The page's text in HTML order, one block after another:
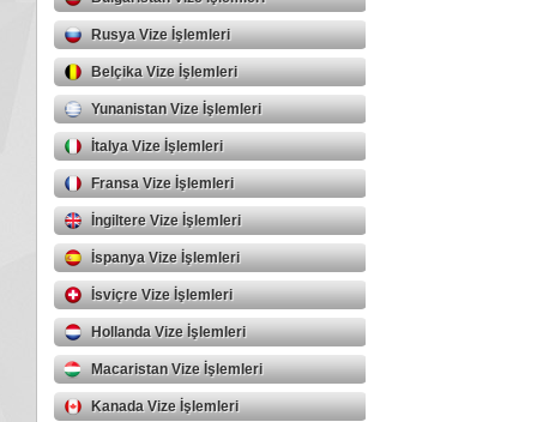
Rusya Vize İşlemleri
Belçika Vize İşlemleri
Yunanistan Vize İşlemleri
İtalya Vize İşlemleri
Fransa Vize İşlemleri
İngiltere Vize İşlemleri
İspanya Vize İşlemleri
İsviçre Vize İşlemleri
Hollanda Vize İşlemleri
Macaristan Vize İşlemleri
Kanada Vize İşlemleri